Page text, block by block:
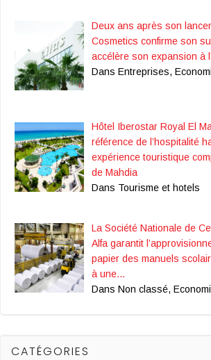
Deux ans après son
Cosmetics confirme son
accélère son expansion à
Dans Entreprises,
Hôtel Iberostar Royal El
référence de l’hospitalité
expérience touristique
de Mahdia
Dans Tourisme et hotels
La Société Nationale de
Alfa garantit
papier des manuels
à une…
Dans Non classé,
CATÉGORIES